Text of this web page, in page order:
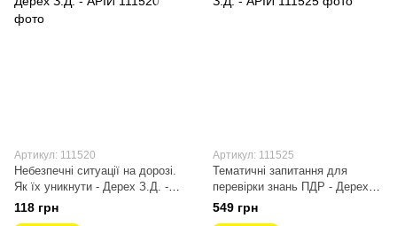
Артикул: 111520
Небезпечні ситуації на дорозі.
Як їх уникнути - Дерех З.Д. -
АРІЙ
118 грн
Артикул: 111525
Тематичні запитання для
перевірки знань ПДР - Дерех
З.Д. - АРІЙ
549 грн